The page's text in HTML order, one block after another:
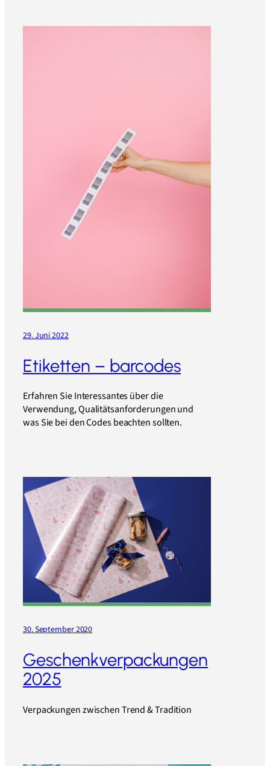
29. Juni 2022
Etiketten – barcodes
Erfahren Sie Interessantes über die
Verwendung, Qualitätsanforderungen und
was Sie bei den Codes beachten sollten.
30. September 2020
Geschenkverpackungen
2025
Verpackungen zwischen Trend & Tradition